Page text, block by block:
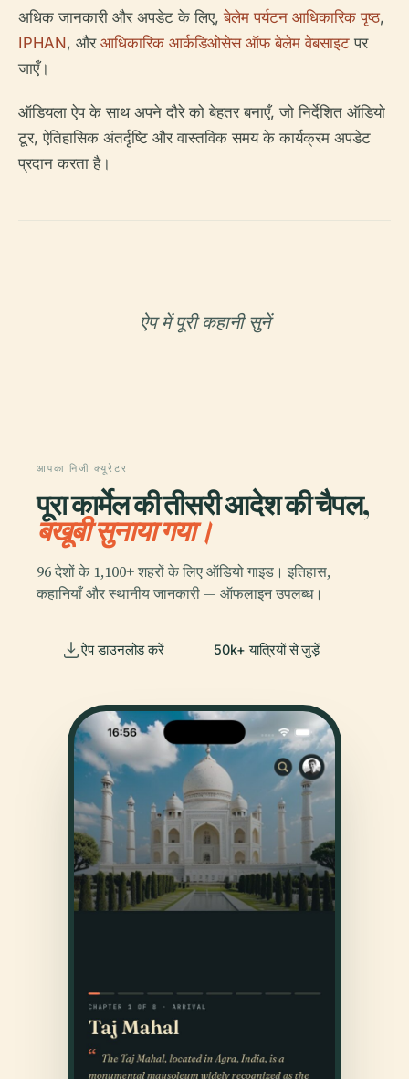
अधिक जानकारी और अपडेट के लिए,बेलेम पर्यटन आधिकारिक पृष्ठ,
IPHAN, और आधिकारिक आर्कडिओसेस ऑफ बेलेम वेबसाइट पर
जाएँ।
ऑडियला ऐप के साथ अपने दौरे को बेहतर बनाएँ, जो निर्देशित ऑडियो
टूर, ऐतिहासिक अंतर्दृष्टि और वास्तविक समय के कार्यक्रम अपडेट
प्रदान करता है।
ऐप में पूरी कहानी सुनें
आपका निजी क्यूरेटर
पूरा कार्मेल की तीसरी आदेश की चैपल,
बखूबी सुनाया गया।
96 देशों के 1,100+ शहरों के लिए ऑडियो गाइड। इतिहास,
कहानियाँ और स्थानीय जानकारी — ऑफलाइन उपलब्ध।
ऐप डाउनलोड करें 50k+ यात्रियों से जुड़ें